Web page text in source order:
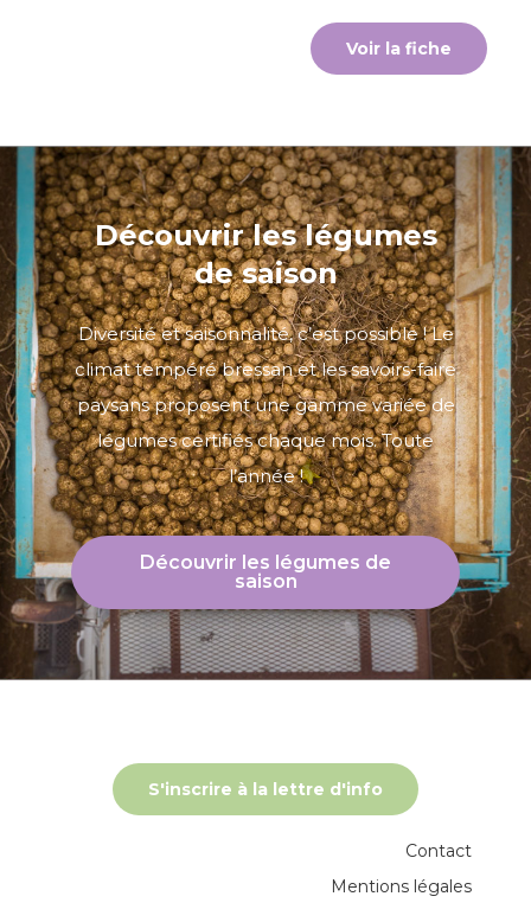
Voir la fiche
Découvrir les légumes
de saison
Diversité et saisonnalité, c’est possible ! Le
climat tempéré bressan et les savoirs-faire
paysans proposent une gamme variée de
légumes certifiés chaque mois. Toute
l’année !
Découvrir les légumes de
saison
S'inscrire à la lettre d'info
Contact
Mentions légales